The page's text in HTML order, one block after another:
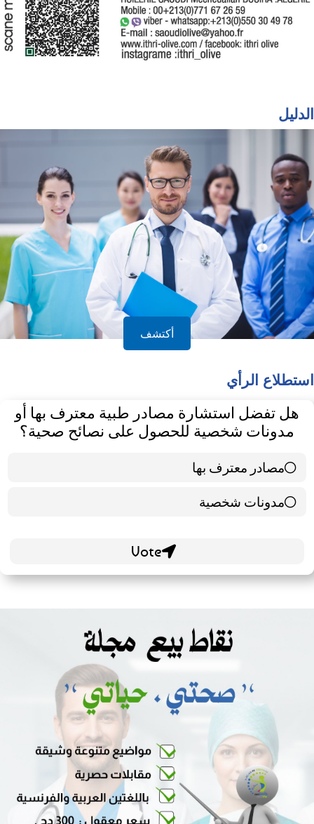
الدليل
أكتشف
استطلاع الرأي
هل تفضل استشارة مصادر طبية معترف بها أو
مدونات شخصية للحصول على نصائح صحية؟
مصادر معترف بها
39 ( 65 % )
مدونات شخصية
21 ( 35 % )